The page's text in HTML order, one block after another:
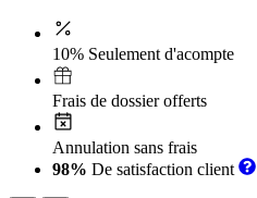
10% Seulement d'acompte
Frais de dossier offerts
Annulation sans frais
98% De satisfaction client